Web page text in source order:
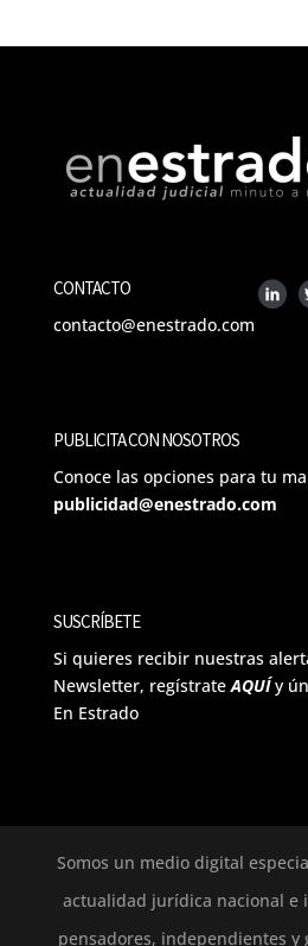
CONTACTO
contacto@enestrado.com
PUBLICITA CON NOSOTROS
Conoce las opciones para tu
publicidad@enestrado.com
SUSCRÍBETE
Si quieres recibir nuestras
Newsletter, regístrateAQUÍ y
En Estrado
Somos un medio digital
actualidad jurídica nacional e
pensadores, independientes y